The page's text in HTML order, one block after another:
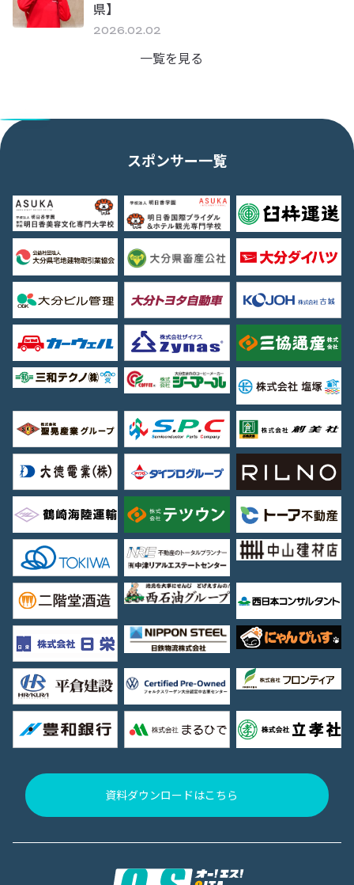
県】
2026.02.02
一覧を見る
スポンサー一覧
資料ダウンロードはこちら